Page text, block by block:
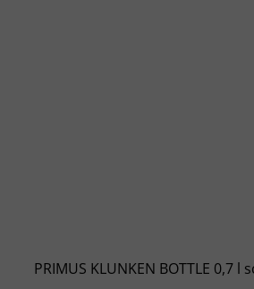
PRIMUS KLUNKEN BOTTLE 0,7 l